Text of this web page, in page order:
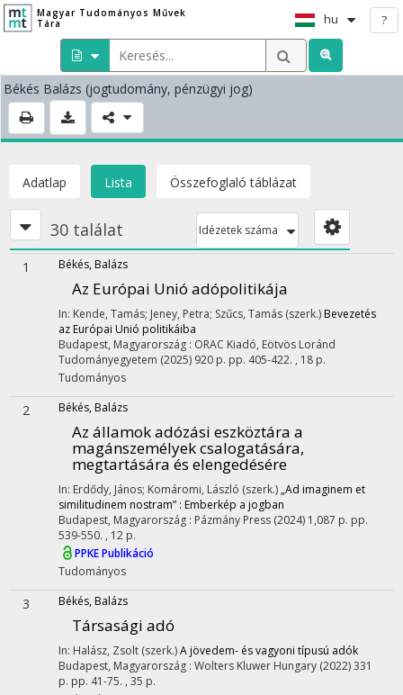
Magyar Tudományos Művek
Tára
hu ?
Békés Balázs (jogtudomány, pénzügyi jog)
Adatlap Lista Összefoglaló táblázat
30 találat Idézetek száma
1 Békés, Balázs
Az Európai Unió adópolitikája
In: Kende, Tamás; Jeney, Petra; Szűcs, Tamás (szerk.) Bevezetés
az Európai Unió politikáiba
Budapest, Magyarország : ORAC Kiadó, Eötvös Loránd
Tudományegyetem (2025) 920 p. pp. 405-422. , 18 p.
Tudományos
2 Békés, Balázs
Az államok adózási eszköztára a
magánszemélyek csalogatására,
megtartására és elengedésére
In: Erdődy, János; Komáromi, László (szerk.) „Ad imaginem et
similitudinem nostram” : Emberkép a jogban
Budapest, Magyarország : Pázmány Press (2024) 1,087 p. pp.
539-550. , 12 p.
PPKE Publikáció
Tudományos
3 Békés, Balázs
Társasági adó
In: Halász, Zsolt (szerk.)A jövedem- és vagyoni típusú adók
Budapest, Magyarország : Wolters Kluwer Hungary (2022)331
p. pp. 41-75. , 35 p.